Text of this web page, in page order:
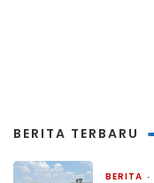
BERITA TERBARU
BERITA